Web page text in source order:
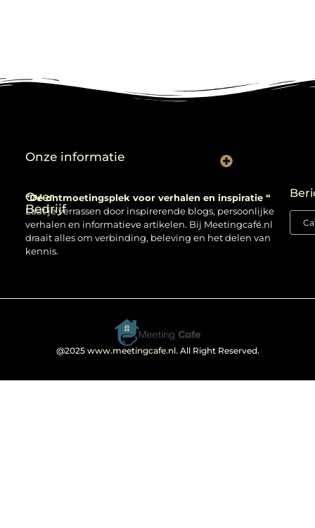
Over
Bedrijf
“Dé ontmoetingsplek voor verhalen en inspiratie “
Laat je verrassen door inspirerende blogs, persoonlijke
verhalen en informatieve artikelen. Bij Meetingcafé.nl
draait alles om verbinding, beleving en het delen van
kennis.
Onze informatie
@2025 www.meetingcafe.nl. All Right Reserved.